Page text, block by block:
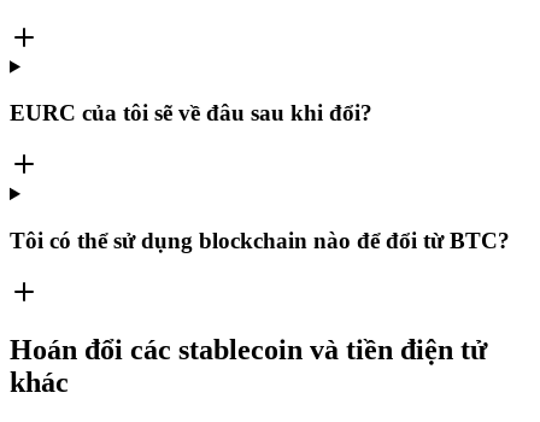
EURC của tôi sẽ về đâu sau khi đổi?
Tôi có thể sử dụng blockchain nào để đổi từ BTC?
Hoán đổi các stablecoin và tiền điện tử
khác